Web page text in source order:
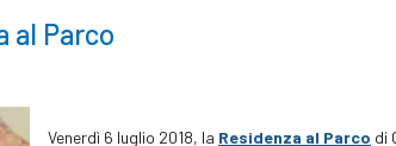
al Parco
Venerdì 6 luglio 2018, la Residenza al Parco di